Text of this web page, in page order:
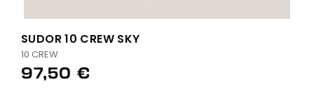
SUDOR 10 CREW SKY
10 CREW
97,50 €